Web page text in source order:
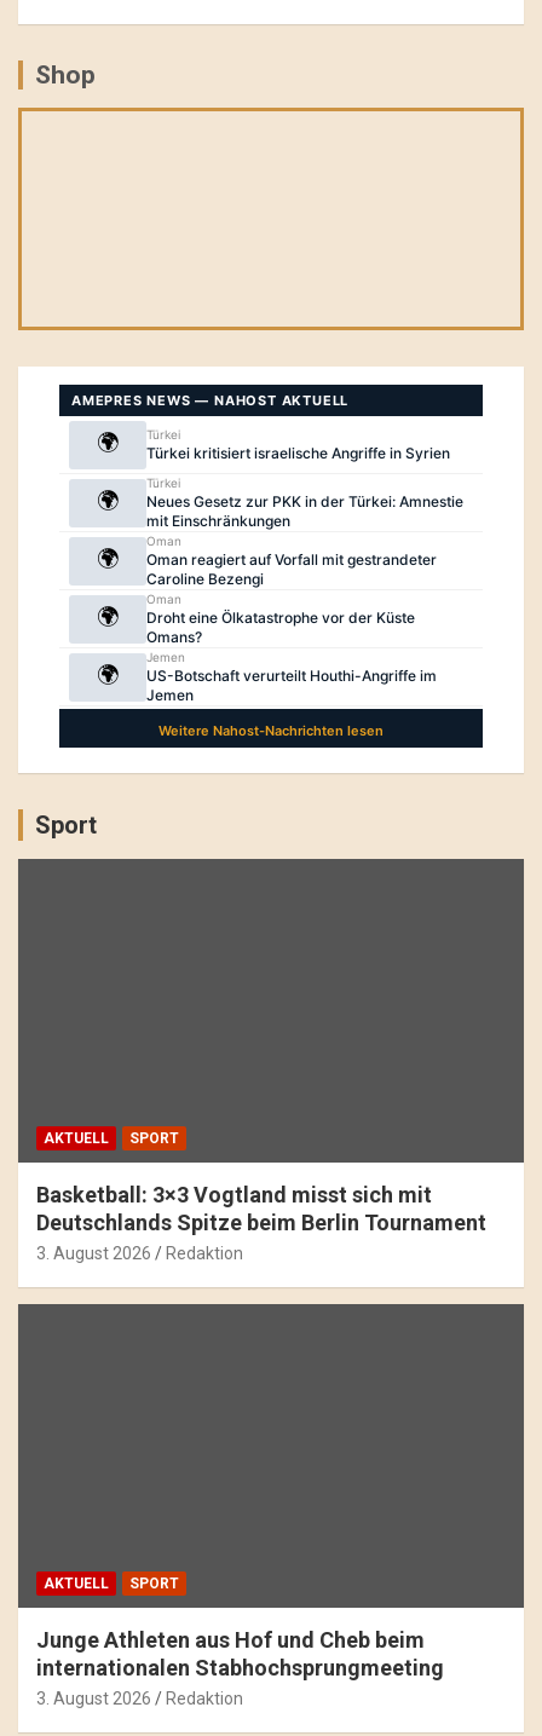
Shop
Sport
AKTUELL SPORT
Basketball: 3×3 Vogtland misst sich mit
Deutschlands Spitze beim Berlin Tournament
3. August 2026 Redaktion
AKTUELL SPORT
Junge Athleten aus Hof und Cheb beim
internationalen Stabhochsprungmeeting
3. August 2026 Redaktion